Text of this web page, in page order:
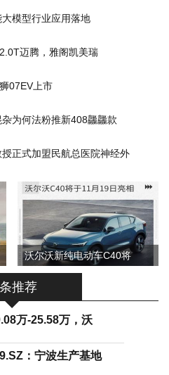
模型行业应用落地
迈腾，雅阁凯美瑞
07EV上市
为何法粉推新408龘龘款
正式加盟民航总医院神经外
沃尔沃新纯电动车C40将
推荐
万-25.58万，沃
：宁波生产基地